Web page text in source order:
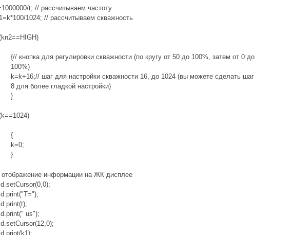
t; // рассчитываем частоту
1024; // рассчитываем скважность
{// кнопка для регулировки скважности (по кругу от 50 до 100%, затем от 0 до
100%)
k=k+16;// шаг для настройки скважности 16, до 1024 (вы можете сделать шаг
8 для более гладкой настройки)
}
{
k=0;
}
отображение информации на ЖК дисплее
us");